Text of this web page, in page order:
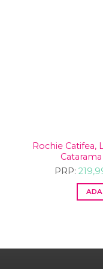
Rochie Catifea,
PRP: